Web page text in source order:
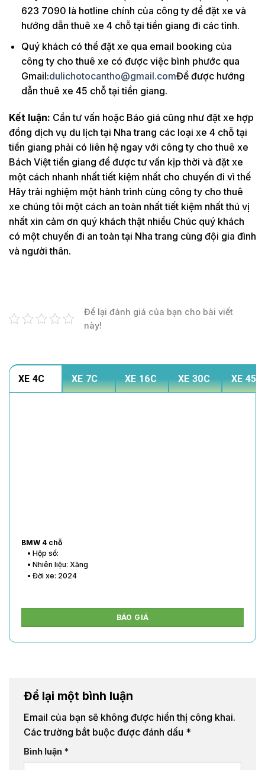
623 7090 là hotline chính của công ty để đặt xe và
hướng dẫn thuê xe 4 chỗ tại tiền giang đi các tỉnh.
Quý khách có thể đặt xe qua email booking của
công ty cho thuê xe có được việc bình phước qua
Gmail:dulichotocantho@gmail.comĐể được hướng
dẫn thuê xe 45 chỗ tại tiền giang.
Kết luận: Cần tư vấn hoặc Báo giá cũng như đặt xe hợp
đồng dịch vụ du lịch tại Nha trang các loại xe 4 chỗ tại
tiền giang phải có liên hệ ngay với công ty cho thuê xe
Bách Việt tiền giang để được tư vấn kịp thời và đặt xe
một cách nhanh nhất tiết kiệm nhất cho chuyến đi vì thế
Hãy trải nghiệm một hành trình cùng công ty cho thuê
xe chúng tôi một cách an toàn nhất tiết kiệm nhất thú vị
nhất xin cảm ơn quý khách thật nhiều Chúc quý khách
có một chuyến đi an toàn tại Nha trang cùng đội gia đình
và người thân.
Để lại đánh giá của bạn cho bài viết
này!
XE 4C XE 7C XE 16C XE 30C XE 45C
BMW 4 chỗ
• Hộp số:
• Nhiên liệu: Xăng
• Đời xe: 2024
BÁO GIÁ
Để lại một bình luận
Email của bạn sẽ không được hiển thị công khai.
Các trường bắt buộc được đánh dấu *
Bình luận *